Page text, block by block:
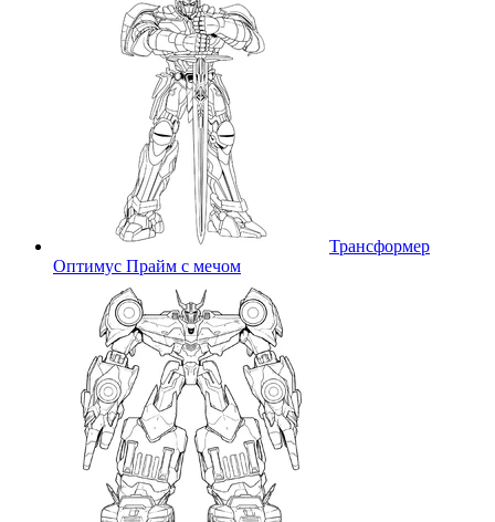
Трансформер
Оптимус Прайм с мечом